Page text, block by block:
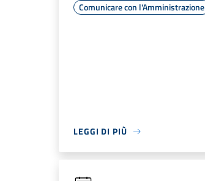
Comunicare con l'Amministrazione
LEGGI DI PIÙ